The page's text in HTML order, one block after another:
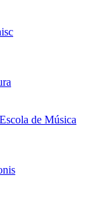
de Música